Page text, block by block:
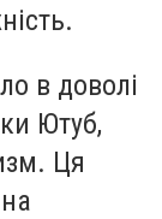
в доволі
Ютуб,
Ця